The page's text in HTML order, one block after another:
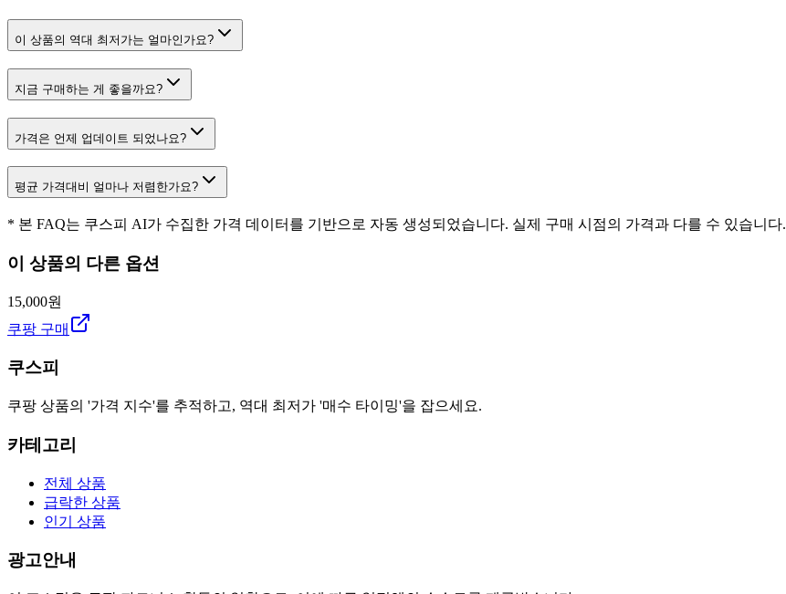
이 상품의 역대 최저가는 얼마인가요?
지금 구매하는 게 좋을까요?
가격은 언제 업데이트 되었나요?
평균 가격대비 얼마나 저렴한가요?
* 본 FAQ는 쿠스피 AI가 수집한 가격 데이터를 기반으로 자동 생성되었습니다. 실제 구매 시점의 가격과 다를 수 있습니다.
이 상품의 다른 옵션
15,000원
쿠팡 구매
쿠스피
쿠팡 상품의 '가격 지수'를 추적하고, 역대 최저가 '매수 타이밍'을 잡으세요.
카테고리
전체 상품
급락한 상품
인기 상품
광고안내